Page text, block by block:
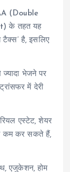
(Double
के तहत यह
टैक्स’ है, इसलिए
भेजने पर
में देरी
एस्टेट, शेयर
कम कर सकते हैं,
एजुकेशन, होम